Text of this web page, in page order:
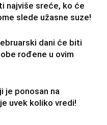
najviše sreće, ko će
slede užasne suze!
dani će biti
rođene u ovim
je ponosan na
uvek koliko vredi!